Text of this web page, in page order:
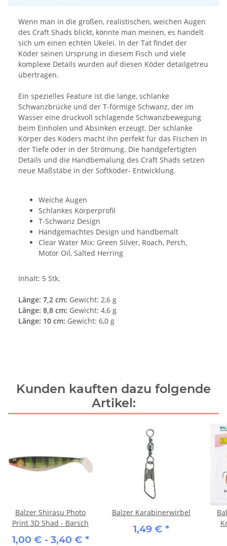
Wenn man in die großen, realistischen, weichen Augen
des Craft Shads blickt, könnte man meinen, es handelt
sich um einen echten Ukelei. In der Tat findet der
Köder seinen Ursprung in diesem Fisch und viele
komplexe Details wurden auf diesen Köder detailgetreu
übertragen.
Ein spezielles Feature ist die lange, schlanke
Schwanzbrücke und der T-förmige Schwanz, der im
Wasser eine druckvoll schlagende Schwanzbewegung
beim Einholen und Absinken erzeugt. Der schlanke
Körper des Köders macht ihn perfekt für das Fischen in
der Tiefe oder in der Strömung. Die handgefertigten
Details und die Handbemalung des Craft Shads setzen
neue Maßstäbe in der Softköder- Entwicklung.
Weiche Augen
Schlankes Körperprofil
T-Schwanz Design
Handgemachtes Design und handbemalt
Clear Water Mix: Green Silver, Roach, Perch,
Motor Oil, Salted Herring
Inhalt: 5 Stk.
Länge: 7,2 cm: Gewicht: 2,6 g
Länge: 8,8 cm: Gewicht: 4,6 g
Länge: 10 cm: Gewicht: 6,0 g
Kunden kauften dazu folgende
Artikel:
Balzer Shirasu Photo
Print 3D Shad - Barsch
1,00 € - 3,40 € *
Balzer Karabinerwirbel
1,49 € *